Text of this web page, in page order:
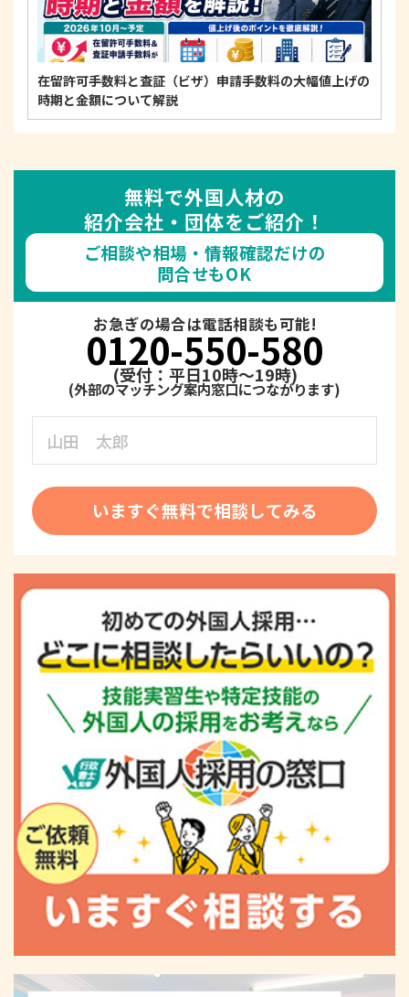
在留許可手数料と査証（ビザ）申請手数料の大幅値上げの
時期と金額について解説
無料で外国人材の
紹介会社・団体をご紹介！
ご相談や相場・情報確認だけの
問合せもOK
お急ぎの場合は電話相談も可能!
0120-550-580
(受付：平日10時～19時)
いますぐ無料で相談してみる